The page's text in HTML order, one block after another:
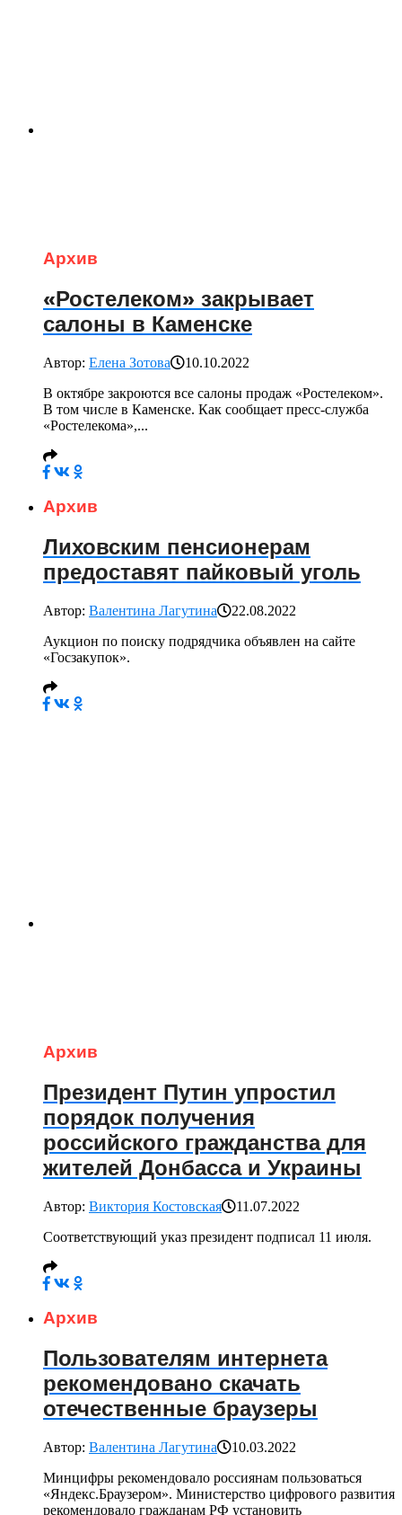
Архив
«Ростелеком» закрывает
салоны в Каменске
Автор: Елена Зотова
10.10.2022
В октябре закроются все салоны продаж «Ростелеком».
В том числе в Каменске. Как сообщает пресс-служба
«Ростелекома»,...
Архив
Лиховским пенсионерам
предоставят пайковый уголь
Автор: Валентина Лагутина
22.08.2022
Аукцион по поиску подрядчика объявлен на сайте
«Госзакупок».
Архив
Президент Путин упростил
порядок получения
российского гражданства для
жителей Донбасса и Украины
Автор: Виктория Костовская
11.07.2022
Соответствующий указ президент подписал 11 июля.
Архив
Пользователям интернета
рекомендовано скачать
отечественные браузеры
Автор: Валентина Лагутина
10.03.2022
Минцифры рекомендовало россиянам пользоваться
«Яндекс.Браузером». Министерство цифрового развития
рекомендовало гражданам РФ установить